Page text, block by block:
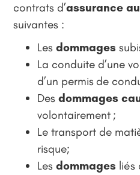
contrats d’assurance
suivantes :
Lesdommages
La conduite d’une
d’un permis de
Desdommages
volontairement ;
Le transport de
risque;
Lesdommages liés